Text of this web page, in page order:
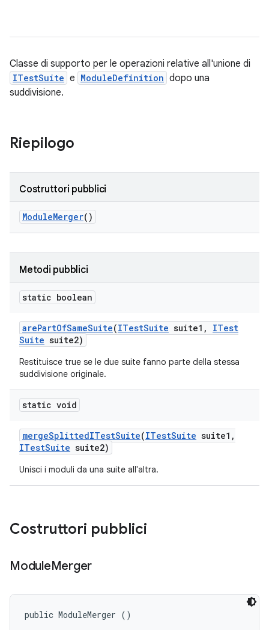
Classe di supporto per le operazioni relative all'unione di
ITestSuite e ModuleDefinition dopo una
suddivisione.
Riepilogo
Costruttori pubblici
ModuleMerger()
Metodi pubblici
static boolean
arePartOfSameSuite(ITestSuite suite1 ,
ITest
Suite suite2)
Restituisce true se le due suite fanno parte della stessa
suddivisione originale.
static void
mergeSplittedITestSuite(ITestSuite suite1 ,
ITestSuite suite2)
Unisci i moduli da una suite all'altra.
Costruttori pubblici
ModuleMerger
public ModuleMerger ()